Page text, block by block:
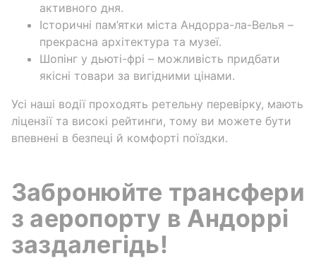
активного дня.
Історичні пам’ятки міста Андорра-ла-Велья –
прекрасна архітектура та музеї.
Шопінг у дьюті-фрі – можливість придбати
якісні товари за вигідними цінами.
Усі наші водії проходять ретельну перевірку, мають
ліцензії та високі рейтинги, тому ви можете бути
впевнені в безпеці й комфорті поїздки.
Забронюйте трансфери
з аеропорту в Андоррі
заздалегідь!